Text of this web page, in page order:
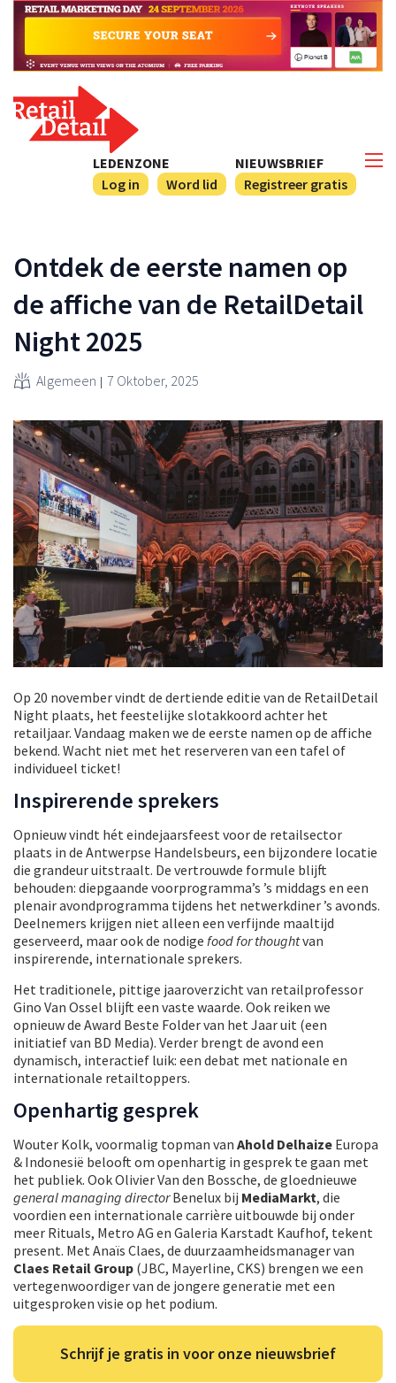
NIEUWSBRIEF
Registreer gratis
LEDENZONE
Log in
Word lid
Ontdek de eerste namen op
de affiche van de RetailDetail
Night 2025
Algemeen 7 Oktober, 2025
Op 20 november vindt de dertiende editie van de RetailDetail
Night plaats, het feestelijke slotakkoord achter het
retailjaar. Vandaag maken we de eerste namen op de affiche
bekend. Wacht niet met het reserveren van een tafel of
individueel ticket!
Inspirerende sprekers
Opnieuw vindt hét eindejaarsfeest voor de retailsector
plaats in de Antwerpse Handelsbeurs, een bijzondere locatie
die grandeur uitstraalt. De vertrouwde formule blijft
behouden: diepgaande voorprogramma’s ’s middags en een
plenair avondprogramma tijdens het netwerkdiner ’s avonds.
Deelnemers krijgen niet alleen een verfijnde maaltijd
geserveerd, maar ook de nodige food for thoughtvan
inspirerende, internationale sprekers.
Het traditionele, pittige jaaroverzicht van retailprofessor
Gino Van Ossel blijft een vaste waarde. Ook reiken we
opnieuw de Award Beste Folder van het Jaar uit (een
initiatief van BD Media). Verder brengt de avond een
dynamisch, interactief luik: een debat met nationale en
internationale retailtoppers.
Openhartig gesprek
Wouter Kolk, voormalig topman van Ahold Delhaize Europa
& Indonesië belooft om openhartig in gesprek te gaan met
het publiek. Ook Olivier Van den Bossche, de gloednieuwe
general managing directorBenelux bij MediaMarkt, die
voordien een internationale carrière uitbouwde bij onder
meer Rituals, Metro AG en Galeria Karstadt Kaufhof, tekent
present. Met Anaïs Claes, de duurzaamheidsmanager van
Claes Retail Group (JBC, Mayerline, CKS) brengen we een
vertegenwoordiger van de jongere generatie met een
uitgesproken visie op het podium.
Schrijf je gratis in voor onze nieuwsbrief